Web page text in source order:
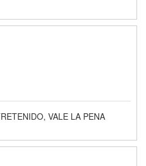
VALE LA PENA